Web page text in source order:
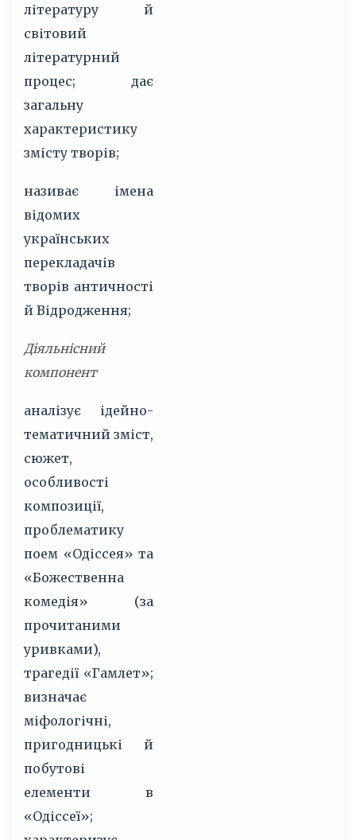
літературу й
світовий
літературний
процес; дає
загальну
характеристику
змісту творів;
називає імена
відомих
українських
перекладачів
творів античності
й Відродження;
Діяльнісний
компонент
аналізує ідейно-
тематичний зміст,
сюжет,
особливості
композиції,
проблематику
поем «Одіссея» та
«Божественна
комедія» (за
прочитаними
уривками),
трагедії «Гамлет»;
визначає
міфологічні,
пригодницькі й
побутові
елементи в
«Одіссеї»;